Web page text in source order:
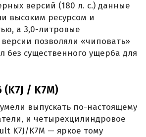
версий (180 л. с.) данные
высоким ресурсом и
а 3,0-литровые
позволяли «чиповать»
без существенного ущерба для
(K7J / K7M)
выпускать по-настоящему
и четырехцилиндровое
K7J/K7M — яркое тому